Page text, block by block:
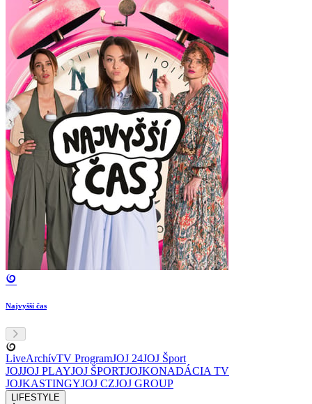
Najvyšší čas
LiveArchívTV ProgramJOJ 24JOJ Šport
JOJJOJ PLAYJOJ ŠPORTJOJKONADÁCIA TV
JOJKASTINGYJOJ CZJOJ GROUP
LIFESTYLE